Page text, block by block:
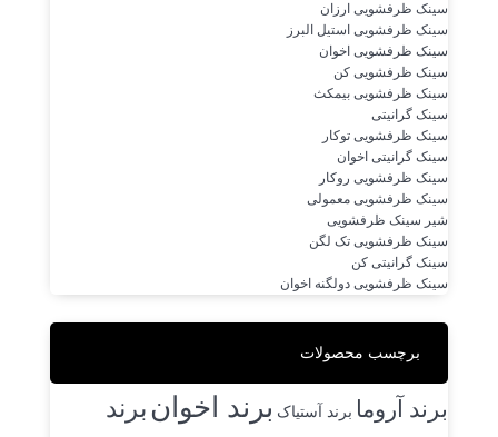
سینک ظرفشویی ارزان
سینک ظرفشویی استیل البرز
سینک ظرفشویی اخوان
سینک ظرفشویی کن
سینک ظرفشویی بیمکث
سینک گرانیتی
سینک ظرفشویی توکار
سینک گرانیتی اخوان
سینک ظرفشویی روکار
سینک ظرفشویی معمولی
شیر سینک ظرفشویی
سینک ظرفشویی تک لگن
سینک گرانیتی کن
سینک ظرفشویی دولگنه اخوان
برچسب محصولات
برند آروما برند آستیاک برند اخوانبرند